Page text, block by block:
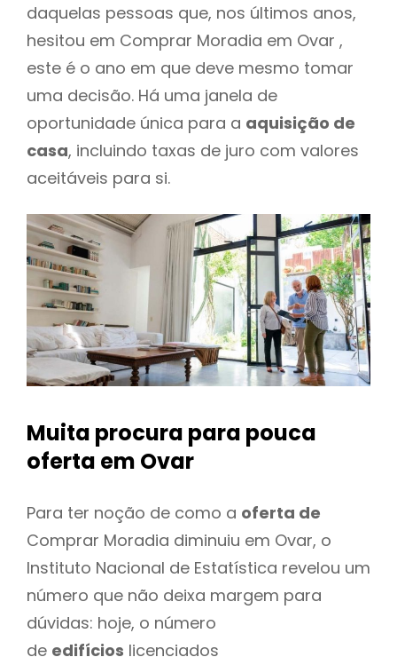
daquelas pessoas que, nos últimos anos,
hesitou em Comprar Moradia em Ovar ,
este é o ano em que deve mesmo tomar
uma decisão. Há uma janela de
oportunidade única para a aquisição de
casa, incluindo taxas de juro com valores
aceitáveis para si.
Muita procura para pouca
oferta em Ovar
Para ter noção de como a oferta de
Comprar Moradia diminuiu em Ovar, o
Instituto Nacional de Estatística revelou um
número que não deixa margem para
dúvidas: hoje, o número
de edifícios licenciados